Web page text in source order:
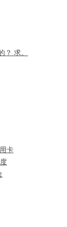
？ 求。
卡